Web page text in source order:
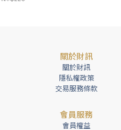
關於財訊
關於財訊
隱私權政策
交易服務條款
會員服務
會員權益